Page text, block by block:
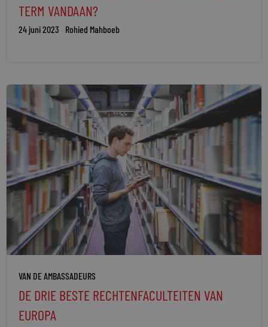
TERM VANDAAN?
24 juni 2023 Rohied Mahboeb
VAN DE AMBASSADEURS
DE DRIE BESTE RECHTENFACULTEITEN VAN
EUROPA